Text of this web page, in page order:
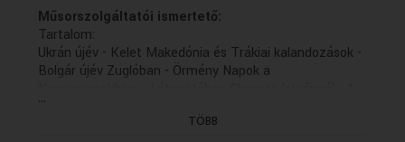
Műsorszolgáltatói ismertető:
Tartalom:
Ukrán újév - Kelet Makedónia és Trákiai kalandozások -
Bolgár újév Zuglóban - Örmény Napok a
Schur család - A Polonéz néptáncegyüttes - Pondoszi
...
TÖBB